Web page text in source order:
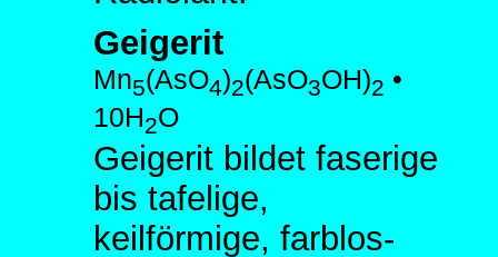
Geigerit
Mn5(AsO4)2(AsO3OH)2 •
10H2O
Geigerit bildet faserige
bis tafelige,
keilförmige, farblos-